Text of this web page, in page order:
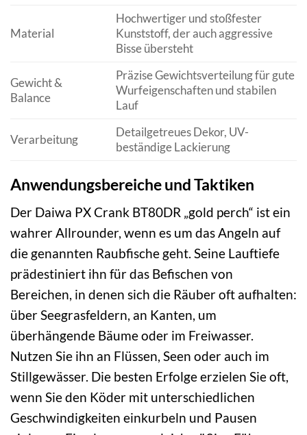
Material
Hochwertiger und stoßfester
Kunststoff, der auch aggressive
Bisse übersteht
Gewicht &
Balance
Präzise Gewichtsverteilung für gute
Wurfeigenschaften und stabilen
Lauf
Verarbeitung
Detailgetreues Dekor, UV-
beständige Lackierung
Anwendungsbereiche und Taktiken
Der Daiwa PX Crank BT80DR „gold perch“ ist ein
wahrer Allrounder, wenn es um das Angeln auf
die genannten Raubfische geht. Seine Lauftiefe
prädestiniert ihn für das Befischen von
Bereichen, in denen sich die Räuber oft aufhalten:
über Seegrasfeldern, an Kanten, um
überhängende Bäume oder im Freiwasser.
Nutzen Sie ihn an Flüssen, Seen oder auch im
Stillgewässer. Die besten Erfolge erzielen Sie oft,
wenn Sie den Köder mit unterschiedlichen
Geschwindigkeiten einkurbeln und Pausen